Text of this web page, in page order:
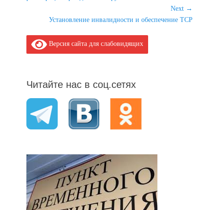
Next →
Установление инвалидности и обеспечение ТСР
Версия сайта для слабовидящих
Читайте нас в соц.сетях